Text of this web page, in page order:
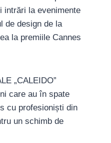
intrări la evenimente
de design de la
la premiile Cannes
„CALEIDO”
care au în spate
cu profesioniști din
un schimb de